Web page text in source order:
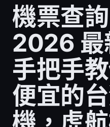
機票查
2026 最
手把手
便宜的